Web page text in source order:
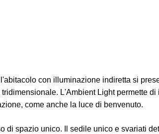
con illuminazione indiretta si
L'Ambient Light permette di
come anche la luce di benvenuto.
di spazio unico. Il sedile unico e svariati